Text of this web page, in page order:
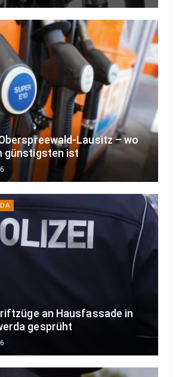
Lausitz – wo
günstigsten ist
an Hausfassade in
gesprüht